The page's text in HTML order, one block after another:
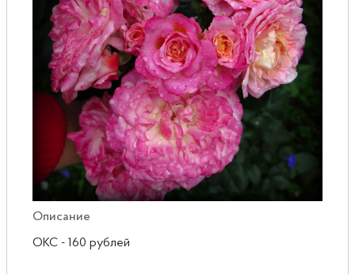
Саженцы плодовые
Описание
ОКС - 160 рублей